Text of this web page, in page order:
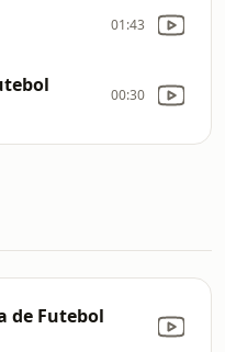
01:43
00:30
de Futebol